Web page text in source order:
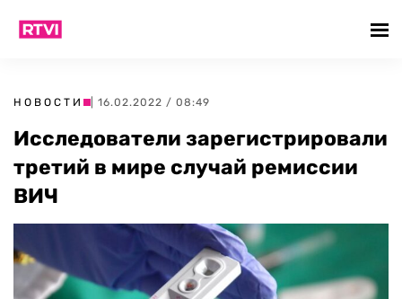
НОВОСТИ | 16.02.2022 / 08:49
Исследователи зарегистрировали
третий в мире случай ремиссии
ВИЧ